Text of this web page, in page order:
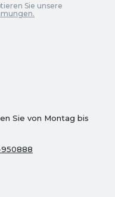
Sie von Montag bis
Sie unsere